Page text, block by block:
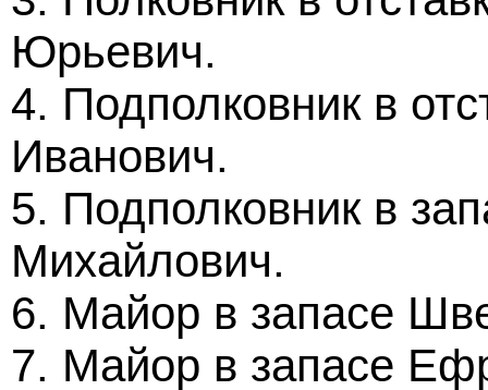
Юрьевич.
4. Подполковник в
Иванович.
5. Подполковник в
Михайлович.
6. Майор в запасе
7. Майор в запасе